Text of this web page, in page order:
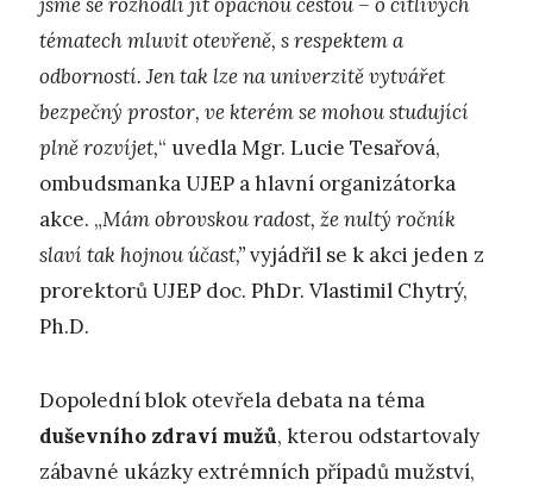
tématech mluvit otevřeně, s respektem a
odborností. Jen tak lze na univerzitě vytvářet
bezpečný prostor, ve kterém se mohou studující
plně rozvíjet,“ uvedla Mgr. Lucie Tesařová,
ombudsmanka UJEP a hlavní organizátorka
akce. „Mám obrovskou radost, že nultý ročník
slaví tak hojnou účast,”vyjádřil se k akci jeden z
prorektorů UJEP doc. PhDr. Vlastimil Chytrý,
Ph.D.
Dopolední blok otevřela debata na téma
duševního zdraví mužů, kterou odstartovaly
zábavné ukázky extrémních případů mužství,